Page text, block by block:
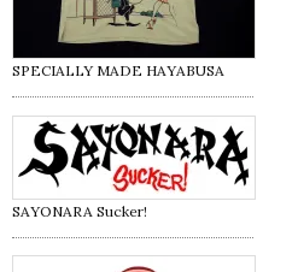
SPECIALLY MADE HAYABUSA
SAYONARA Sucker!